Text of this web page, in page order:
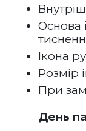
Основа
Ікона
Розмір
При
День